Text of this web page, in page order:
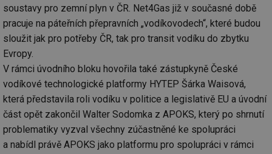
soustavy pro zemní plyn v ČR. Net4Gas již v současné době
pracuje na páteřních přepravních „vodíkovodech“, které budou
sloužit jak pro potřeby ČR, tak pro transit vodíku do zbytku
Evropy.
V rámci úvodního bloku hovořila také zástupkyně České
vodíkové technologické platformy HYTEP Šárka Waisová,
která představila roli vodíku v politice a legislativě EU a úvodní
část opět zakončil Walter Sodomka z APOKS, který po shrnutí
problematiky vyzval všechny zúčastněné ke spolupráci
a nabídl právě APOKS jako platformu pro spolupráci v rámci